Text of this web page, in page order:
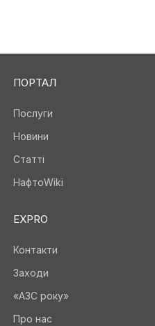
ПОРТАЛ
Послуги
Новини
Статті
НафтоWiki
EXPRO
Контакти
Заходи
«АЗС року»
Про нас